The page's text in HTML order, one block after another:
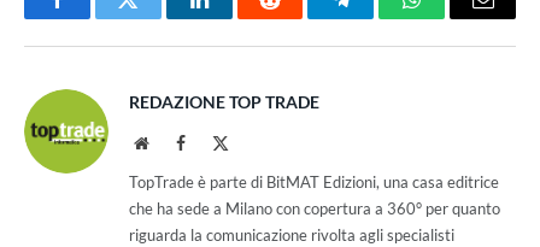
FacebookTwitter LinkedInReddit TelegramWhatsAppEmail
REDAZIONE TOP TRADE
WebsiteFacebook
TopTrade è parte di BitMAT Edizioni, una casa editrice
che ha sede a Milano con copertura a 360° per quanto
riguarda la comunicazione rivolta agli specialisti